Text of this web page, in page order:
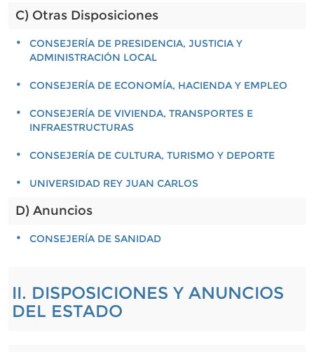
C) Otras Disposiciones
CONSEJERÍA DE PRESIDENCIA, JUSTICIA Y
ADMINISTRACIÓN LOCAL
CONSEJERÍA DE ECONOMÍA, HACIENDA Y EMPLEO
CONSEJERÍA DE VIVIENDA, TRANSPORTES E
INFRAESTRUCTURAS
CONSEJERÍA DE CULTURA, TURISMO Y DEPORTE
UNIVERSIDAD REY JUAN CARLOS
D) Anuncios
CONSEJERÍA DE SANIDAD
II. DISPOSICIONES Y ANUNCIOS
DEL ESTADO